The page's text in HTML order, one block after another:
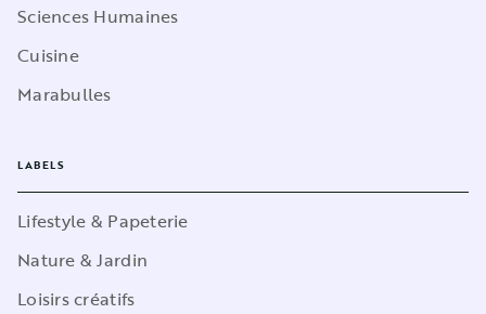
Sciences Humaines
Cuisine
Marabulles
LABELS
Lifestyle & Papeterie
Nature & Jardin
Loisirs créatifs